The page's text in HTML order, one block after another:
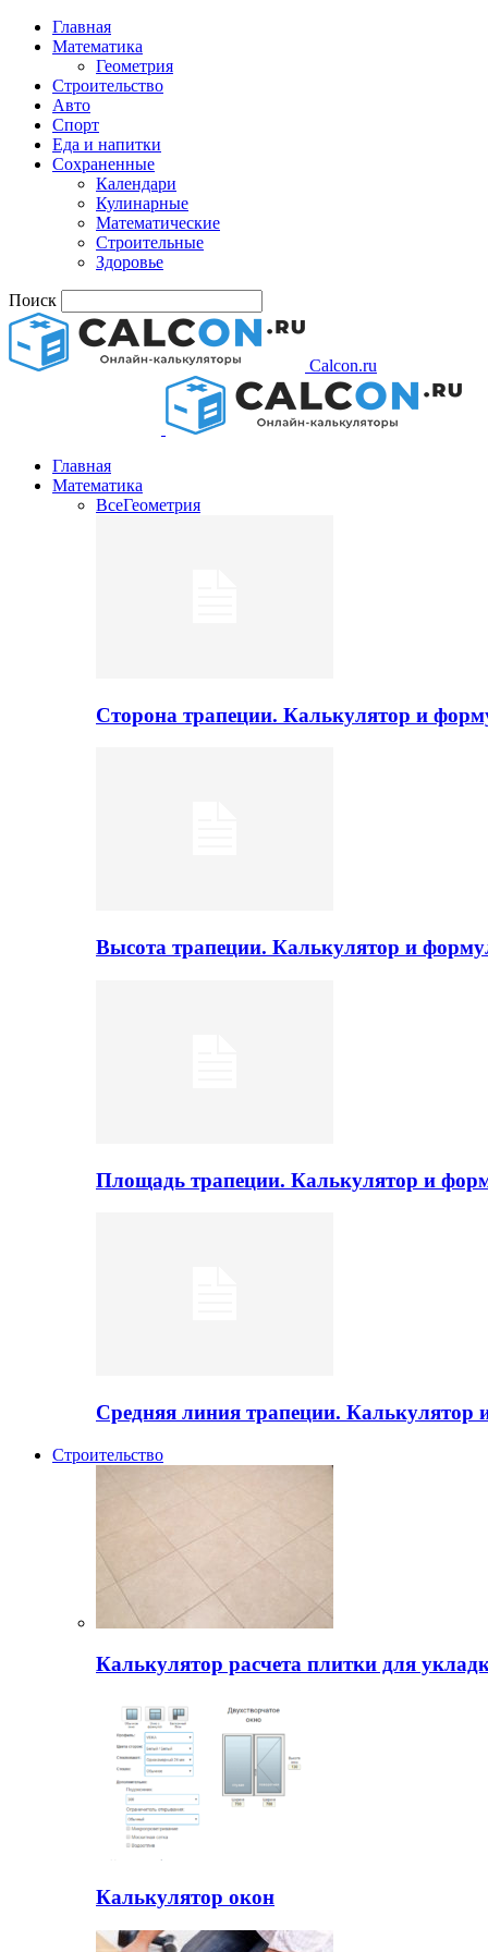
Главная
Математика
Геометрия
Строительство
Авто
Спорт
Еда и напитки
Сохраненные
Календари
Кулинарные
Математические
Строительные
Здоровье
Поиск
Calcon.ru
Главная
Математика
ВсеГеометрия
Сторона трапеции. Калькулятор и
Высота трапеции. Калькулятор и
Площадь трапеции. Калькулятор и
Средняя линия трапеции.
Строительство
Калькулятор расчета плитки для
Калькулятор окон